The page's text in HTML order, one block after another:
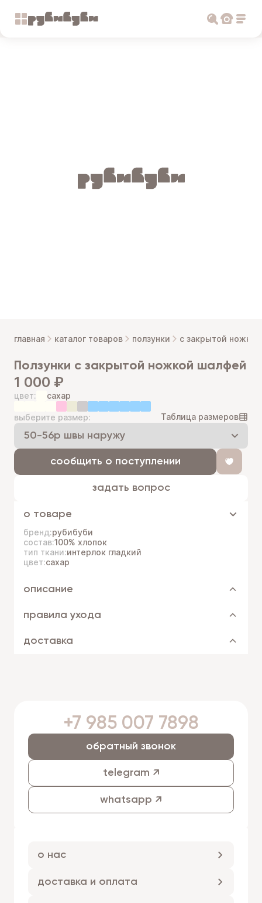
главная каталог товаров ползунки с закрытой ножкой
ползунки с закрытой ножкой шалфей
1 000 ₽
цвет: сахар
выберите размер: Таблица размеров
сообщить о поступлении
задать вопрос
о товаре
бренд:рубибуби
состав:100% хлопок
тип ткани:интерлок гладкий
цвет:сахар
описание
правила ухода
доставка
+7 985 007 7898
telegram ↗
whatsapp ↗
обратный звонок
о нас
доставка и оплата